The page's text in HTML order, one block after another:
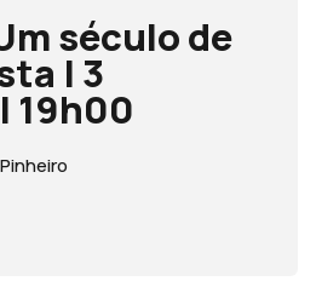
século de
| 3
19h00